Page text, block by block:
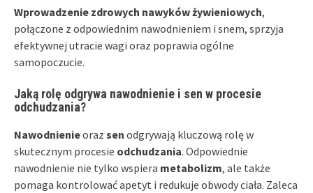
Wprowadzenie zdrowych nawyków żywieniowych,
połączone z odpowiednim nawodnieniem i snem, sprzyja
efektywnej utracie wagi oraz poprawia ogólne
samopoczucie.
Jaką rolę odgrywa nawodnienie i sen w procesie
odchudzania?
Nawodnienieoraz sen odgrywają kluczową rolę w
skutecznym procesie odchudzania. Odpowiednie
nawodnienie nie tylko wspiera metabolizm, ale także
pomaga kontrolować apetyt i redukuje obwody ciała. Zaleca